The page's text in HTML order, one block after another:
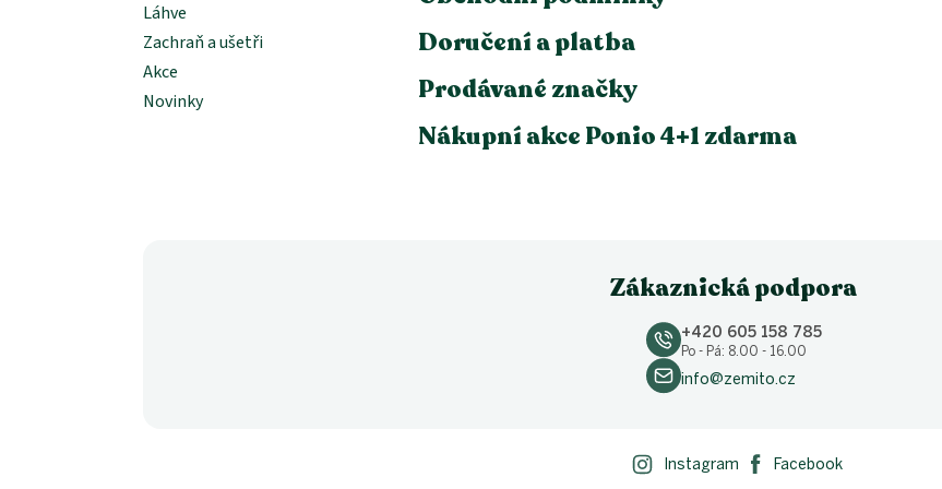
Láhve
Zachraň a ušetři
Akce
Novinky
Doručení a platba
Prodávané značky
Nákupní akce Ponio 4+1 zdarma
Zákaznická podpora
+420 605 158 785
Po - Pá: 8.00 - 16.00
info@zemito.cz
Instagram Facebook